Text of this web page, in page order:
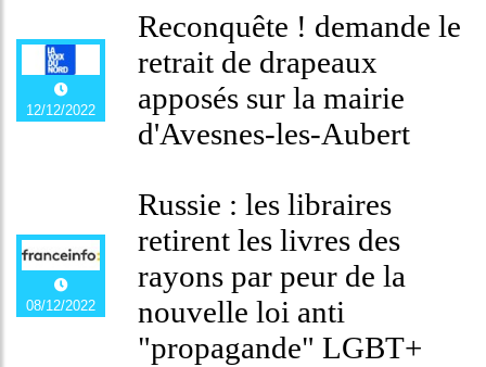
12/12/2022
Reconquête ! demande le
retrait de drapeaux
apposés sur la mairie
d'Avesnes-les-Aubert
08/12/2022
Russie : les libraires
retirent les livres des
rayons par peur de la
nouvelle loi anti
"propagande" LGBT+